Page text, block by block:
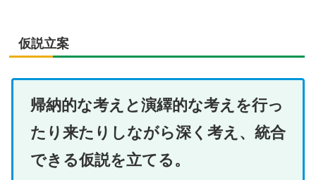
仮説立案
帰納的な考えと演繹的な考えを行っ
たり来たりしながら深く考え、統合
できる仮説を立てる。